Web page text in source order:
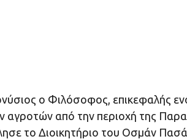
ο Φιλόσοφος, επικεφαλής
αγροτών από την περιοχή της
το Διοικητήριο του Οσμάν